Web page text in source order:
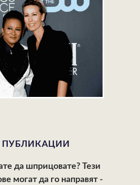
да шприцовате? Тези
могат да го направят -